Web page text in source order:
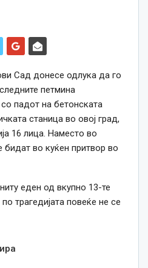
Сад донесе одлука да го
петмина
падот на бетонската
станица во овој град,
16 лица. Наместо во
бидат во куќен притвор во
еден од вкупно 13-те
трагедијата повеќе не се